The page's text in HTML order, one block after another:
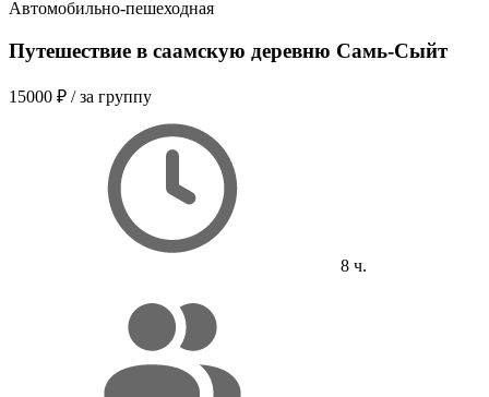
Автомобильно-пешеходная
Путешествие в саамскую деревню Самь-Сыйт
15000 ₽ / за группу
8 ч.